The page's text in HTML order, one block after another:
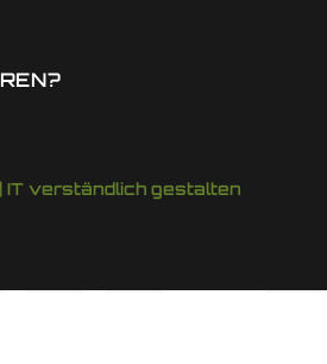
IT verständlich gestalten